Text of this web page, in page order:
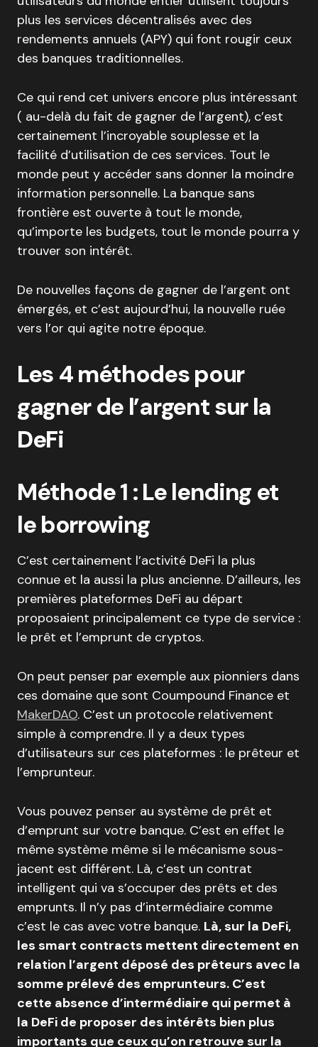
plus les services décentralisés avec des
rendements annuels (APY) qui font rougir ceux
des banques traditionnelles.
Ce qui rend cet univers encore plus intéressant
( au-delà du fait de gagner de l’argent), c’est
certainement l’incroyable souplesse et la
facilité d’utilisation de ces services. Tout le
monde peut y accéder sans donner la moindre
information personnelle. La banque sans
frontière est ouverte à tout le monde,
qu’importe les budgets, tout le monde pourra y
trouver son intérêt.
De nouvelles façons de gagner de l’argent ont
émergés, et c’est aujourd’hui, la nouvelle ruée
vers l’or qui agite notre époque.
Les 4 méthodes pour
gagner de l’argent sur la
DeFi
Méthode 1 : Le lending et
le borrowing
C’est certainement l’activité DeFi la plus
connue et la aussi la plus ancienne. D’ailleurs, les
premières plateformes DeFi au départ
proposaient principalement ce type de service :
le prêt et l’emprunt de cryptos.
On peut penser par exemple aux pionniers dans
ces domaine que sont Coumpound Finance et
MakerDAO. C’est un protocole relativement
simple à comprendre. Il y a deux types
d’utilisateurs sur ces plateformes : le prêteur et
l’emprunteur.
Vous pouvez penser au système de prêt et
d’emprunt sur votre banque. C’est en effet le
même système même si le mécanisme sous-
jacent est différent. Là, c’est un contrat
intelligent qui va s’occuper des prêts et des
emprunts. Il n’y pas d’intermédiaire comme
c’est le cas avec votre banque. Là, sur la DeFi,
les smart contracts mettent directement en
relation l’argent déposé des prêteurs avec la
somme prélevé des emprunteurs. C’est
cette absence d’intermédiaire qui permet à
la DeFi de proposer des intérêts bien plus
importants que ceux qu’on retrouve sur la